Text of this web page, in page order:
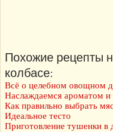
Похожие рецепты
колбасе:
Всё о целебном овощном
Наслаждаемся ароматом
Как правильно выбрать
Идеальное тесто
Приготовление тушенки